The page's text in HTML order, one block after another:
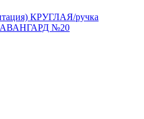
КРУГЛАЯ/ручка
№20